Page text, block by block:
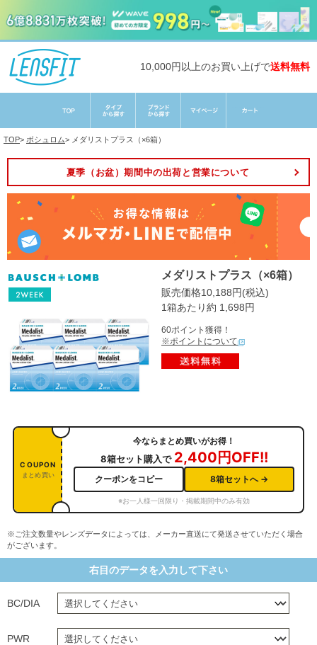
10,000円以上のお買い上げで送料無料
TOP> ボシュロム> メダリストプラス（×6箱）
夏季（お盆）期間中の出荷と営業について
メダリストプラス（×6箱）
販売価格10,188円(税込)
1箱あたり約 1,698円
60ポイント獲得！
※ポイントについて
COUPON
まとめ買い
今ならまとめ買いがお得！
8箱セット購入で 2,400円OFF!!
クーポンをコピー 8箱セットへ →
※お一人様一回限り・掲載期間中のみ有効
※ご注文数量やレンズデータによっては、メーカー直送にて発送させていただく場合
がございます。
右目のデータを入力して下さい
BC/DIA
PWR